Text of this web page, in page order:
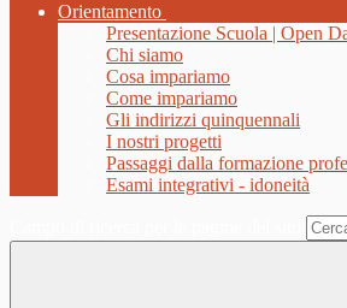
Orientamento
Presentazione Scuola | Open
Chi siamo
Cosa impariamo
Come impariamo
Gli indirizzi quinquennali
I nostri progetti
Passaggi dalla formazione
Esami integrativi - idoneità